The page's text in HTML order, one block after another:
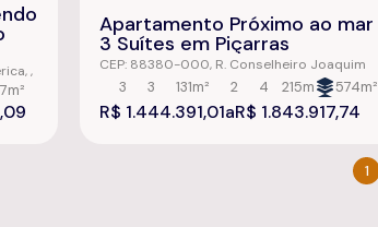
,
Apartamento Próximo ao mar
3 Suítes em Piçarras
R$ 1.444.391,01 R$ 1.843.917,74
CEP: 88380-000, R. Conselheiro Joaquim
Pinto Ferreira,Centro Balneário Piçarras
Santa Catarina,Brasil
3 4
131m²
3 2 215m 574m²
1